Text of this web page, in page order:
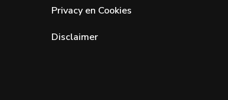
Privacy en Cookies
Disclaimer